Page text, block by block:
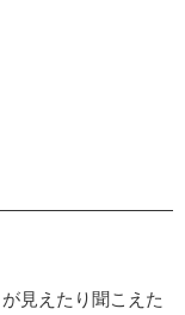
見えたり聞こえた